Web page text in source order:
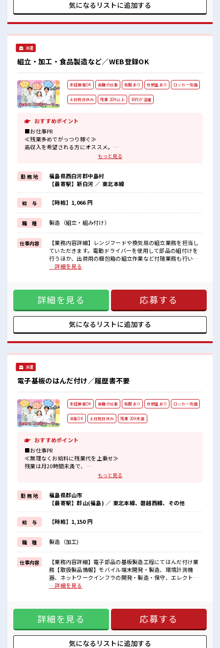
てもOK！ ここから経験積んでいきましょ！ 程よく残業あ
気になるリストに追加する
派遣
組立・加工・食品製造など／WEB登録OK
未経験者OK 長期の仕事 制服あり 休憩室あり ロッカー完備
土日祝日休み 残業 20H以上 30代が活躍
おすすめポイント
■お仕事PR
≪残業多めでがっつり稼ぐ≫
高収入を希望される方にオススメ。
残業は月20時間以上あります♪
週末は家族や友人と一緒にプライベート満喫！
制服があると毎日の服選びに悩まずOK♪
≪初めての仕事だけど自分にもできそう≫
新しいことにチャレンジするのは不安だけど、
しっかり働く環境が整っています！
イチからスキルUP・ステップUP目指していきましょう！
≪自分に合った期間で働ける≫
福利厚生が整った派遣のお仕事です！
■職場の雰囲気
しっかり休める休憩室あり！
オンオフの切替もできちゃう！
ロッカーあり！
もっと見る
勤 務 地
福島県西白河郡中島村
【最寄駅】新白河 ／ 東北本線
給 与 【時給】1,066 円
職 種 製造（組立・組み付け）
仕事内容
【業務内容詳細】レンジフードや換気扇の組立業務を担当し
ていただきます。電動ドライバーを使用して部品の組付けを
行うほか、出荷用の梱包箱の組立作業など付随業務も行いま
す。【取扱製品情報】レンジフードや換気扇 ■お仕事PR ≪残
友人と一緒にプライベート満喫！ 制服があると毎日の服選び
に悩まずOK♪ ≪初めての仕事だけど自分にもできそう≫ 新
しいことにチャレンジするのは不安だけど、 しっかり働く環
境が整っています！ イチからスキルUP・ステップUP目指し
ていきましょう！ ≪自分に合った期間で働ける≫ 福利厚生が
整った派遣のお仕事です！ ■職場の雰囲気 しっかり休める休
心してお仕事に集中♪ 残業がしっかりあるお仕事！
…詳細を見る
詳細を見る 応募する
気になるリストに追加する
派遣
電子基板のはんだ付け／履歴書不要
未経験者OK 長期の仕事 制服あり 休憩室あり ロッカー完備
染髪OK 土日祝日休み 残業 20H未満
おすすめポイント
■お仕事PR
≪無理なくお給料に残業代を上乗せ≫
残業は月20時間未満で、
週末は家族や友人と一緒にプライベート満喫！
≪モチベーションもUP≫
派手過ぎなければ髪型や髪色自由♪
(規定有)≪機能的な制服アリ≫
制服があるので、
毎日の服装の悩み解消♪
≪初めての仕事だけど自分にもできそう≫
新しいことにチャレンジするのは不安だけど、
しっかり働く環境が整っています！
イチからスキルUP・ステップUP目指していきましょう！
■職場の雰囲気
髪型・髪色自由♪
仕事の合間の息抜きは休憩室で♪
持ち物が多いあなたにもぴったり☆
ロッカー付き職場♪
もっと見る
勤 務 地
福島県郡山市
【最寄駅】郡山(福島) ／ 東北本線、磐越西線、その他
給 与 【時給】1,150 円
職 種 製造（加工)
仕事内容
【業務内容詳細】電子部品の基板製造工程にてはんだ付け業
務【取扱製品情報】モバイル端末開発・製造、環境計測機
器、ネットワークインフラの開発・製造・保守、エレクトロ
ニクス機器の開発・製造 ■お仕事PR ≪無理なくお給料に残業
≪モチベーションもUP≫ 派手過ぎなければ髪型や髪色自由♪
(規定有)≪機能的な制服アリ≫ 制服があるので、 毎日の服装
の悩み解消♪ ≪初めての仕事だけど自分にもできそう≫ 新し
いことにチャレンジするのは不安だけど、 しっかり働く環境
が整っています！ イチからスキルUP・ステップUP目指して
…詳細を見る
詳細を見る 応募する
気になるリストに追加する